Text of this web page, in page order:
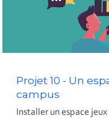
Projet 10 - Un
campus
Installer un espace